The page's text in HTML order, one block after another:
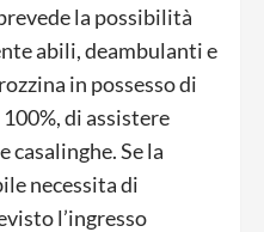
la possibilità
abili, deambulanti e
in possesso di
di assistere
Se la
necessita di
l’ingresso